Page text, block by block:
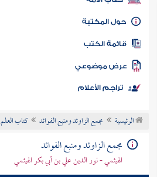
كتاب الأمة
المكتبة
الكتب
موضوعي
تراجم الأعلام
الرئيسية مجمع الزاوئد ومنبع الفوائد كتاب العلم
مجمع الزاوئد ومنبع الفوائد
الهيثمي - نور الدين علي بن أبي بكر الهيثمي